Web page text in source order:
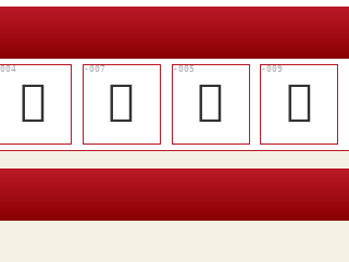
𨡓 󶌔 𨡰 󶌖